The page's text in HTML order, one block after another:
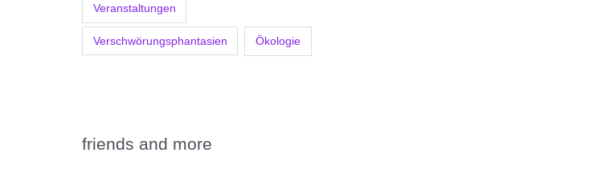
Veranstaltungen
Verschwörungsphantasien Ökologie
friends and more